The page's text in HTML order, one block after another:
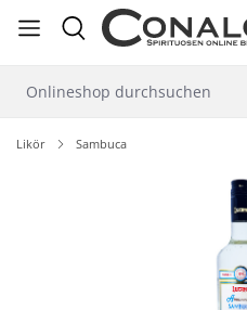
springen
Likör Sambuca